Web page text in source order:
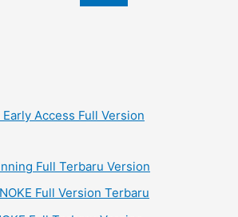
Early Access Full Version
Full Terbaru Version
Full Version Terbaru